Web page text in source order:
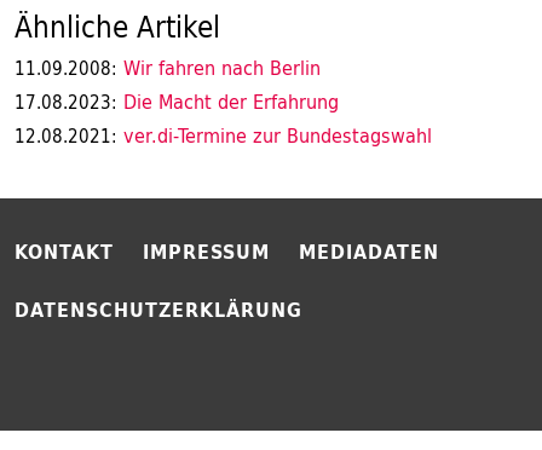
Ähnliche Artikel
11.09.2008: Wir fahren nach Berlin
17.08.2023: Die Macht der Erfahrung
12.08.2021: ver.di-Termine zur Bundestagswahl
KONTAKT IMPRESSUM
MEDIADATEN
DATENSCHUTZERKLÄRUNG